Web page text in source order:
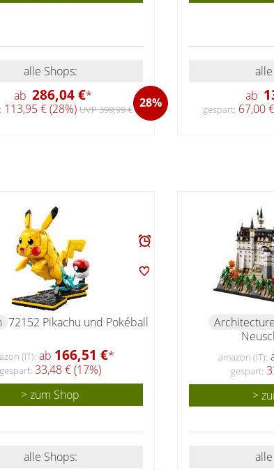
alle Shops:
ab 286,04 €* 28%
113,95 € (28%)UVP 399,99 €
ab
gespart: 67,00
72152 Pikachu und Pokéball
(IT): ab 166,51 €*
gespart: 33,48 € (17%)
> zum Shop
alle Shops:
Architecture
amazon (IT):
gespart:
>